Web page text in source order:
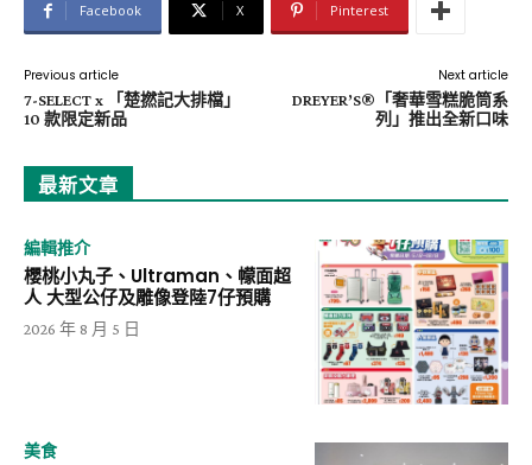
Facebook X Pinterest
Previous article
7-SELECT x 「楚撚記大排檔」
10 款限定新品
Next article
DREYER’S®「奢華雪糕脆筒系
列」推出全新口味
最新文章
編輯推介
櫻桃小丸子、Ultraman、幪面超
人 大型公仔及雕像登陸7仔預購
2026 年 8 月 5 日
美食